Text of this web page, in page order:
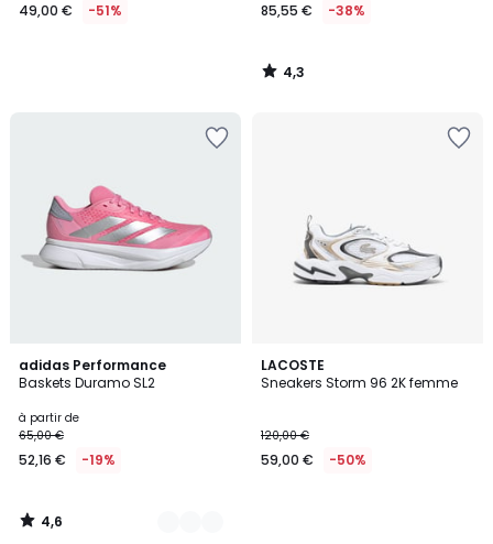
49,00 € -51% 85,55 € -38%
4,3
/
adidas Performance
Baskets Duramo SL2
à partir de
65,00 €
52,16 € -19%
4,6
/ 5
5
Couleurs
4,6
/
LACOSTE
Sneakers Storm 96 2K femme
120,00 €
59,00 € -50%